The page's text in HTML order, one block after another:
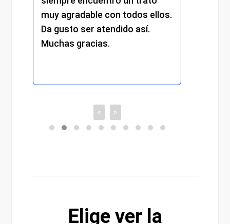
muy agradable con todos ellos.
Da gusto ser atendido así.
Muchas gracias.
< >
Elige ver la